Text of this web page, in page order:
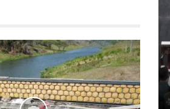
PPPA tekankan
pesantren ramah
21:16